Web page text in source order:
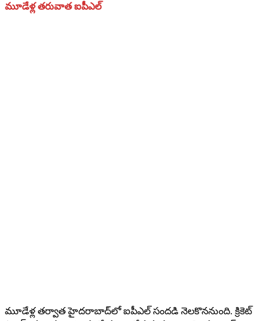
మూడేళ్ల తరువాత ఐపీఎల్
మూడేళ్ల తర్వాత హైదరాబాద్​లో ఐపీఎల్​ సందడి నెలకొననుంది. క్రికెట్​